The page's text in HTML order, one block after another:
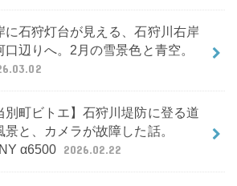
に石狩灯台が見える、石狩川右岸
口辺りへ。2月の雪景色と青空。
別町ビトエ】石狩川堤防に登る道
景と、カメラが故障した話。
α6500 2026.02.22